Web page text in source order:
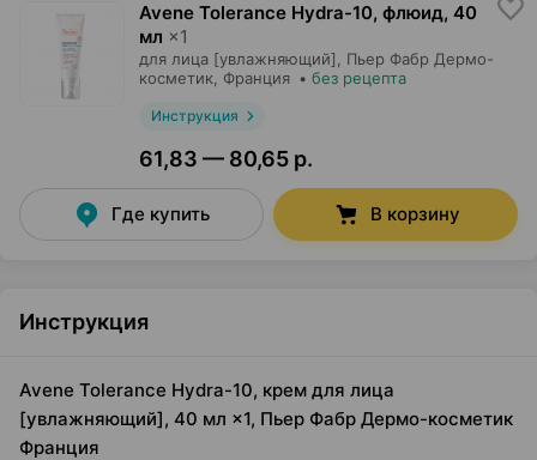
Avene Tolerance Hydra-10, флюид, 40
мл ×1
для лица [увлажняющий],
Пьер Фабр Дермо-
косметик , Франция • без рецепта
Инструкция
61,83 — 80,65 р.
Где купить В корзину
Инструкция
Avene Tolerance Hydra-10, крем для лица
[увлажняющий], 40 мл ×1, Пьер Фабр Дермо-косметик
Франция